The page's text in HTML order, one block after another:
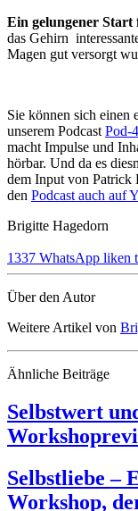
Ein gelungener Start
das Gehirn
Magen gut versorgt
Sie können sich einen
unserem Podcast Pod-
macht Impulse und
hörbar. Und da es
dem Input von Patrick
den Podcast auch auf
Brigitte Hagedorn
1337 WhatsApp liken
Über den Autor
Weitere Artikel von
Ähnliche Beiträge
Selbstwert
Selbstliebe –
Workshop,